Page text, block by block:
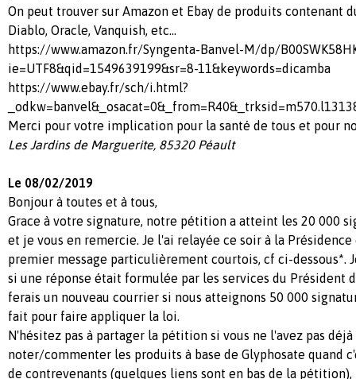
On peut trouver sur Amazon et Ebay de produits contenant
Diablo, Oracle, Vanquish, etc...
https://www.amazon.fr/Syngenta-Banvel-M/dp/
ie=UTF8&qid=1549639199&sr=8-11&keywords=dicamba
https://www.ebay.fr/sch/i.html?
Merci pour votre implication pour la santé de tous et pour
Les Jardins de Marguerite, 85320 Péault
Le 08/02/2019
Bonjour à toutes et à tous,
Grace à votre signature, notre pétition a atteint les 20 000
et je vous en remercie. Je l'ai relayée ce soir à la
premier message particulièrement courtois, cf ci-dessous*.
si une réponse était formulée par les services du Président
ferais un nouveau courrier si nous atteignons 50 000
fait pour faire appliquer la loi.
N'hésitez pas à partager la pétition si vous ne l'avez pas
noter/commenter les produits à base de Glyphosate quand
de contrevenants (quelques liens sont en bas de la